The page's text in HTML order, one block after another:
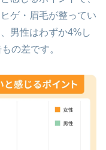
ゲ・眉毛が整ってい
男性はわずか4%し
の差です。